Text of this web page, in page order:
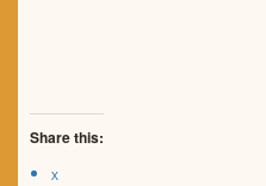
Share this:
X